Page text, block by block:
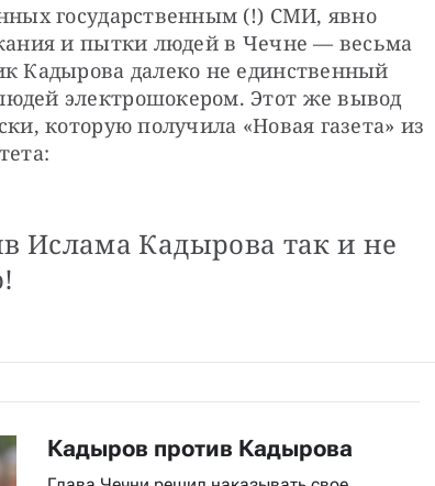
государственным (!) СМИ, явно
и пытки людей в Чечне — весьма
Кадырова далеко не единственный
электрошокером. Этот же вывод
которую получила «Новая газета» из
Ислама Кадырова так и не
Кадыров против Кадырова